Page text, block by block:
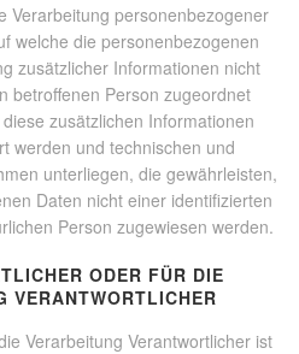
Verarbeitung personenbezogener
welche die personenbezogenen
zusätzlicher Informationen nicht
betroffenen Person zugeordnet
zusätzlichen Informationen
werden und technischen und
unterliegen, die gewährleisten,
Daten nicht einer identifizierten
Person zugewiesen werden.
ODER FÜR DIE
VERANTWORTLICHER
Verarbeitung Verantwortlicher ist